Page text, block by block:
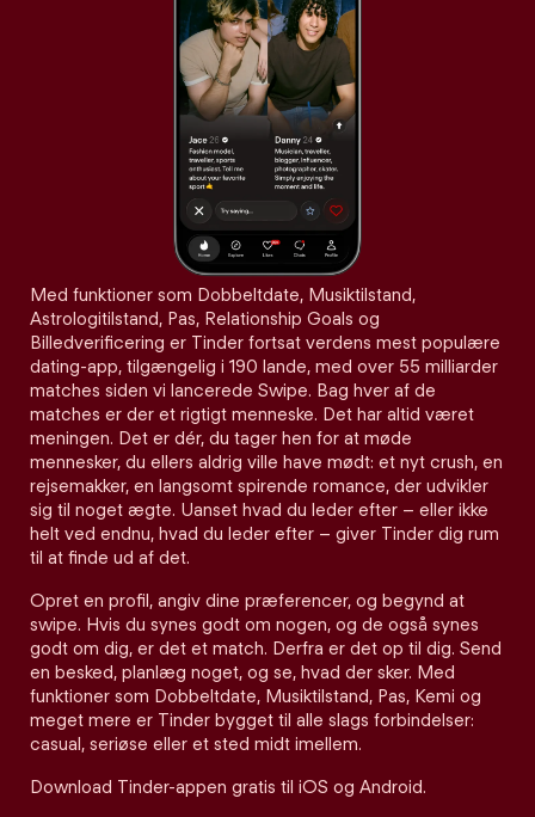
Med funktioner som Dobbeltdate, Musiktilstand,
Astrologitilstand, Pas, Relationship Goals og
Billedverificering er Tinder fortsat verdens mest populære
dating-app, tilgængelig i 190 lande, med over 55 milliarder
matches siden vi lancerede Swipe. Bag hver af de
matches er der et rigtigt menneske. Det har altid været
meningen. Det er dér, du tager hen for at møde
mennesker, du ellers aldrig ville have mødt: et nyt crush, en
rejsemakker, en langsomt spirende romance, der udvikler
sig til noget ægte. Uanset hvad du leder efter – eller ikke
helt ved endnu, hvad du leder efter – giver Tinder dig rum
til at finde ud af det.
Opret en profil, angiv dine præferencer, og begynd at
swipe. Hvis du synes godt om nogen, og de også synes
godt om dig, er det et match. Derfra er det op til dig. Send
en besked, planlæg noget, og se, hvad der sker. Med
funktioner som Dobbeltdate, Musiktilstand, Pas, Kemi og
meget mere er Tinder bygget til alle slags forbindelser:
casual, seriøse eller et sted midt imellem.
Download Tinder-appen gratis til iOS og Android.